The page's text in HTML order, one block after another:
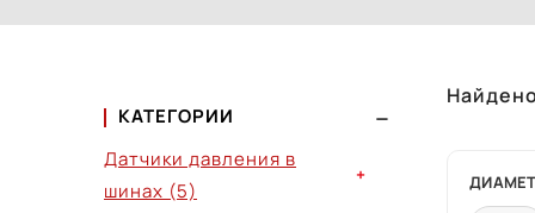
Найдено
КАТЕГОРИИ
Датчики давления в
шинах (5)
+